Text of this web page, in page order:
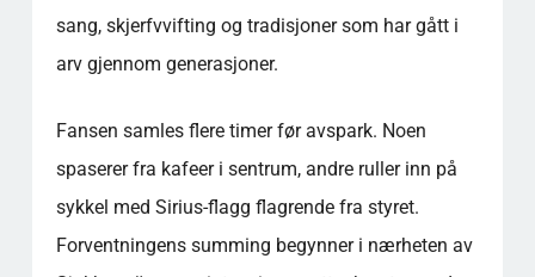
sang, skjerfvvifting og tradisjoner som har gått i
arv gjennom generasjoner.
Fansen samles flere timer før avspark. Noen
spaserer fra kafeer i sentrum, andre ruller inn på
sykkel med Sirius-flagg flagrende fra styret.
Forventningens summing begynner i nærheten av